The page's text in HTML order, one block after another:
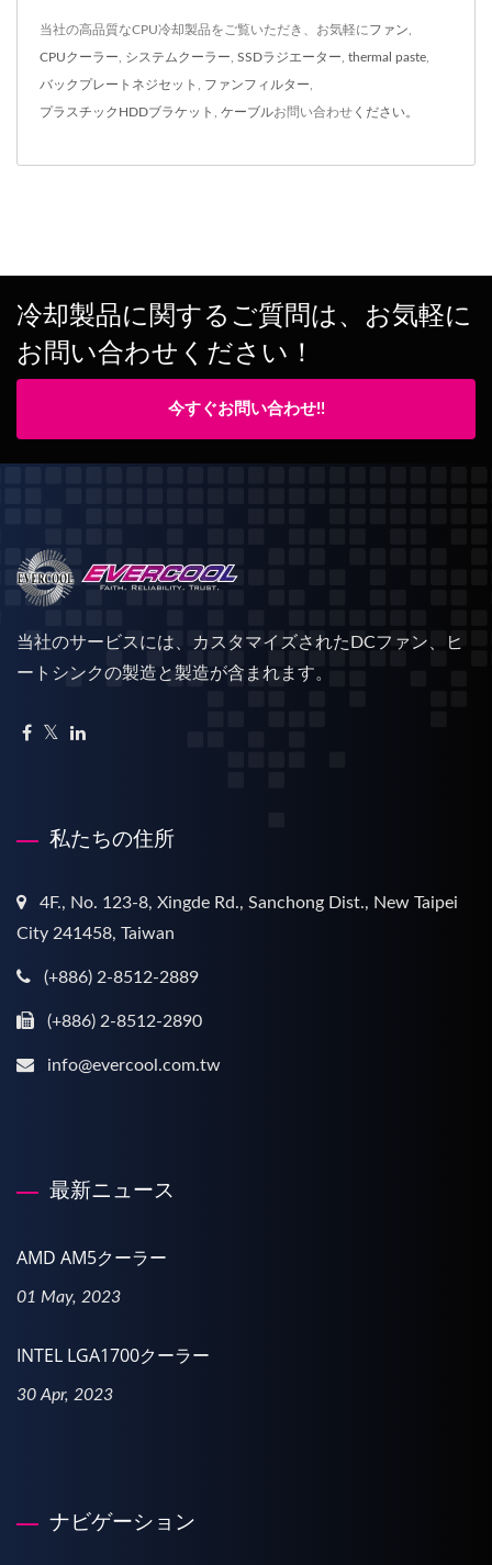
当社の高品質なCPU冷却製品をご覧いただき、お気軽にファン
CPUクーラー システムクーラー SSDラジエーター thermal paste
バックプレートネジセット ファンフィルター
プラスチックHDDブラケット ケーブルお問い合わせ ください。
冷却製品に関するご質問は、お気軽に
お問い合わせください！
今すぐお問い合わせ!!
当社のサービスには、カスタマイズされたDCファン、ヒ
ートシンクの製造と製造が含まれます。
私たちの住所
4F., No. 123-8, Xingde Rd., Sanchong Dist., New Taipei
City 241458, Taiwan
(+886) 2-8512-2889
(+886) 2-8512-2890
info@evercool.com.tw
最新ニュース
AMD AM5クーラー
01 May, 2023
INTEL LGA1700クーラー
30 Apr, 2023
ナビゲーション